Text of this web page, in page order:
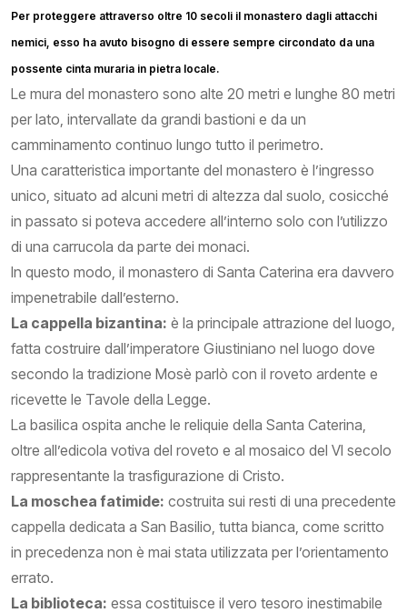
Per proteggere attraverso oltre 10 secoli il monastero dagli attacchi
nemici, esso ha avuto bisogno di essere sempre circondato da una
possente cinta muraria in pietra locale.
Le mura del monastero sono alte 20 metri e lunghe 80 metri
per lato, intervallate da grandi bastioni e da un
camminamento continuo lungo tutto il perimetro.
Una caratteristica importante del monastero è l’ingresso
unico, situato ad alcuni metri di altezza dal suolo, cosicché
in passato si poteva accedere all’interno solo con l’utilizzo
di una carrucola da parte dei monaci.
In questo modo, il monastero di Santa Caterina era davvero
impenetrabile dall’esterno.
La cappella bizantina: è la principale attrazione del luogo,
fatta costruire dall’imperatore Giustiniano nel luogo dove
secondo la tradizione Mosè parlò con il roveto ardente e
ricevette le Tavole della Legge.
La basilica ospita anche le reliquie della Santa Caterina,
oltre all’edicola votiva del roveto e al mosaico del VI secolo
rappresentante la trasfigurazione di Cristo.
La moschea fatimide: costruita sui resti di una precedente
cappella dedicata a San Basilio, tutta bianca, come scritto
in precedenza non è mai stata utilizzata per l’orientamento
errato.
La biblioteca: essa costituisce il vero tesoro inestimabile